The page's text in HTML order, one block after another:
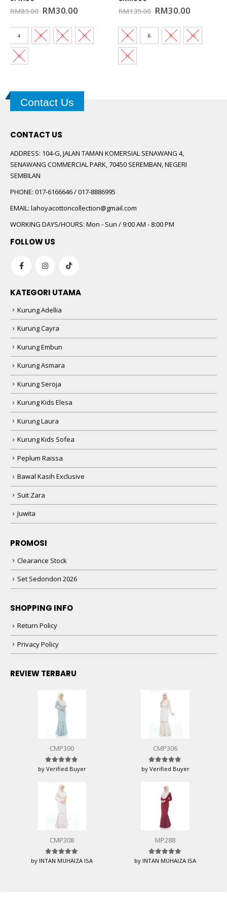
RM89.00 Original
was:
RM89.00.
RM30.00Current
is:
RM30.00.
4 6 8 10
12
RM139.00 Original
was:
RM139.00.
RM30.00Current
is:
4 6 8 10
12
Contact Us
CONTACT US
ADDRESS: 104-G, JALAN TAMAN KOMERSIAL SENAWANG 4,
SENAWANG COMMERCIAL PARK, 70450 SEREMBAN, NEGERI
SEMBILAN
PHONE: 017-6166646 / 017-8886995
EMAIL: lahoyacottoncollection@gmail.com
WORKING DAYS/HOURS: Mon - Sun / 9:00 AM - 8:00 PM
FOLLOW US
KATEGORI UTAMA
Kurung Adellia
Kurung Cayra
Kurung Embun
Kurung Asmara
Kurung Seroja
Kurung Kids Elesa
Kurung Laura
Kurung Kids Sofea
Peplum Raissa
Bawal Kasih Exclusive
Suit Zara
Juwita
PROMOSI
Clearance Stock
Set Sedondon 2026
SHOPPING INFO
Return Policy
Privacy Policy
REVIEW TERBARU
CMP300
Rated5 out of 5
by Verified Buyer
CMP306
Rated5 out of 5
by Verified Buyer
CMP308
Rated5out of 5
by INTAN MUHAIZA ISA
MP288
Rated5out of 5
by INTAN MUHAIZA ISA